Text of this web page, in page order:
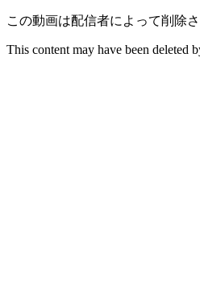
この動画は配信者によって削除
This content may have been deleted